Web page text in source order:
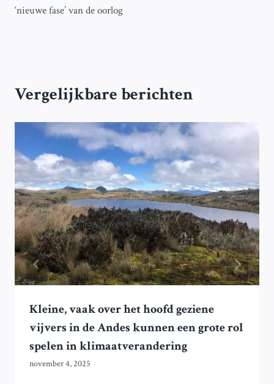
‘nieuwe fase’ van de oorlog
Vergelijkbare berichten
Kleine, vaak over het hoofd geziene
vijvers in de Andes kunnen een grote rol
spelen in klimaatverandering
november 4, 2025